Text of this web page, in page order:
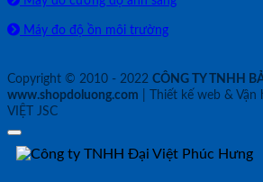
Máy đo độ ồn môi trường
Copyright © 2010 - 2022 CÔNG TY TNHH
www.shopdoluong.com | Thiết kế web &
VIỆT JSC